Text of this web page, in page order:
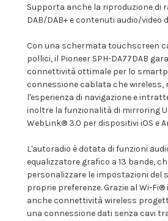
Supporta anche la riproduzione di
DAB/DAB+ e contenuti audio/video
Con una schermata touchscreen
pollici, il Pioneer SPH-DA77DAB
connettività ottimale per lo
connessione cablata che wireless,
l'esperienza di navigazione e
inoltre la funzionalità di mirroring
WebLink® 3.0 per dispositivi iOS e
L'autoradio è dotata di funzioni
equalizzatore grafico a 13 bande,
personalizzare le impostazioni del
proprie preferenze. Grazie al Wi-
anche connettività wireless
una connessione dati senza cavi